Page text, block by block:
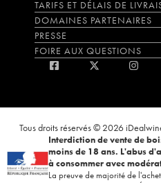
TARIFS ET DÉLAIS DE
DOMAINES PARTENAIRES
PRESSE
FOIRE AUX QUESTIONS
Tous droits réservés © 2026
Interdiction de vente de
moins de 18 ans. L'abus
à consommer avec
La preuve de majorité de